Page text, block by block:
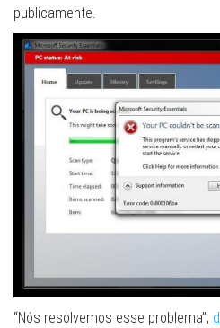
publicamente.
“Nós resolvemos esse problema”,